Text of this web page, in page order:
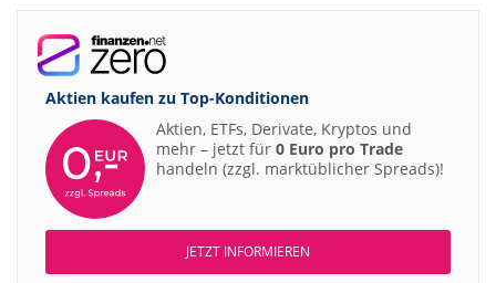
Aktien kaufen zu Top-Konditionen
Aktien, ETFs, Derivate, Kryptos und
mehr – jetzt für 0 Euro pro Trade
handeln (zzgl. marktüblicher Spreads)!
JETZT INFORMIEREN